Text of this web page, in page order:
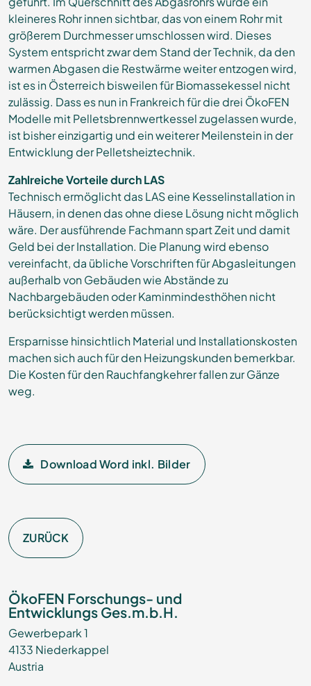
kleineres Rohr innen sichtbar, das von einem Rohr mit
größerem Durchmesser umschlossen wird. Dieses
System entspricht zwar dem Stand der Technik, da den
warmen Abgasen die Restwärme weiter entzogen wird,
ist es in Österreich bisweilen für Biomassekessel nicht
zulässig. Dass es nun in Frankreich für die drei ÖkoFEN
Modelle mit Pelletsbrennwertkessel zugelassen wurde,
ist bisher einzigartig und ein weiterer Meilenstein in der
Entwicklung der Pelletsheiztechnik.
Zahlreiche Vorteile durch LAS
Technisch ermöglicht das LAS eine Kesselinstallation in
Häusern, in denen das ohne diese Lösung nicht möglich
wäre. Der ausführende Fachmann spart Zeit und damit
Geld bei der Installation. Die Planung wird ebenso
vereinfacht, da übliche Vorschriften für Abgasleitungen
außerhalb von Gebäuden wie Abstände zu
Nachbargebäuden oder Kaminmindesthöhen nicht
berücksichtigt werden müssen.
Ersparnisse hinsichtlich Material und Installationskosten
machen sich auch für den Heizungskunden bemerkbar.
Die Kosten für den Rauchfangkehrer fallen zur Gänze
weg.
Download Word inkl. Bilder
ZURÜCK
ÖkoFEN Forschungs- und
Entwicklungs Ges.m.b.H.
Gewerbepark 1
4133 Niederkappel
Austria